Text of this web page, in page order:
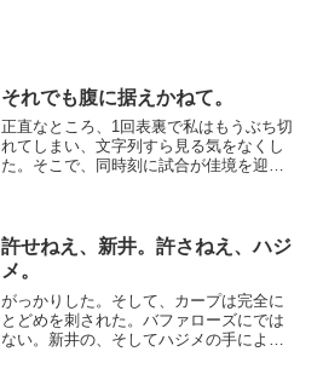
それでも腹に据えかねて。
正直なところ、1回表裏で私はもうぶち切
れてしまい、文字列すら見る気をなくし
た。そこで、同時刻に試合が佳境を迎え
るいい試合だった。試合...
許せねえ、新井。許さねえ、ハジ
メ。
がっかりした。そして、カープは完全に
とどめを刺された。バファローズにでは
ない。新井の、そしてハジメの手によっ